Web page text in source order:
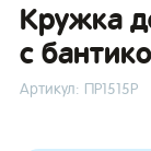
Кружка
с
Артикул: ПР1515Р